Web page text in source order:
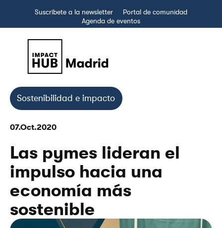
Suscríbete a la newsletter
Portal de comunidad
Agenda de eventos
Sostenibilidad e impacto
07.Oct.2020
Las pymes lideran el
impulso hacia una
economía más
sostenible